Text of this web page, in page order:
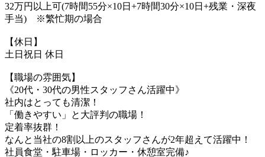
32万円以上可(7時間55分×10日+7時間30分×10日+残業・深夜
手当) ※繁忙期の場合
【休日】
土日祝日 休日
【職場の雰囲気】
《20代・30代の男性スタッフさん活躍中》
社内はとっても清潔！
「働きやすい」と大評判の職場！
定着率抜群！
なんと当社の8割以上のスタッフさんが2年超えて活躍中！
社員食堂・駐車場・ロッカー・休憩室完備♪